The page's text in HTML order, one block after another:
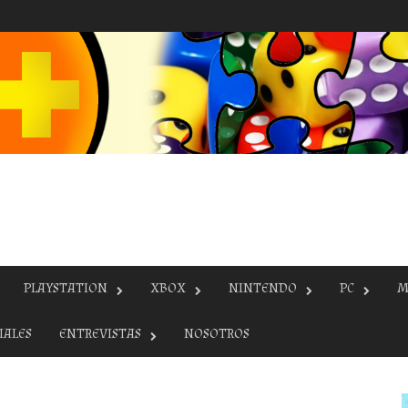
PLAYSTATION XBOX NINTENDO PC
ENTREVISTAS NOSOTROS